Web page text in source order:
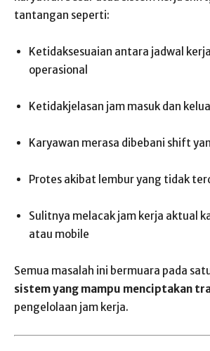
tantangan seperti:
Ketidaksesuaian antara jadwal
operasional
Ketidakjelasan jam masuk dan
Karyawan merasa dibebani shift
Protes akibat lembur yang tidak
Sulitnya melacak jam kerja aktual
atau mobile
Semua masalah ini bermuara pada
sistem yang mampu menciptakan
pengelolaan jam kerja.